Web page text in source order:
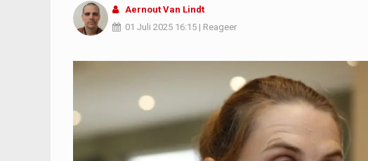
Aernout Van Lindt
01 Juli 2025 16:15 | Reageer